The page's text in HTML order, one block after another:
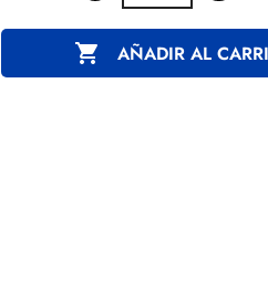
 AÑADIR AL